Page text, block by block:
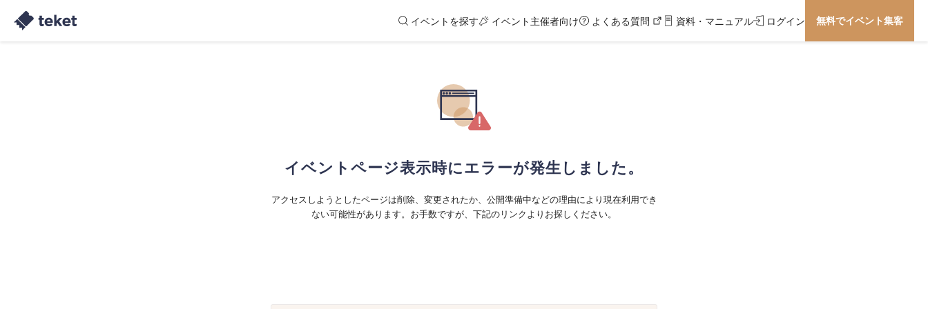
イベントを探す イベント主催者向け よくある質問 資料・マニュアル ログイン 無料でイベント集客
イベントページ表示時にエラーが発生しました。
アクセスしようとしたページは削除、変更されたか、公開準備中などの理由により現在利用でき
ない可能性があります。お手数ですが、下記のリンクよりお探しください。